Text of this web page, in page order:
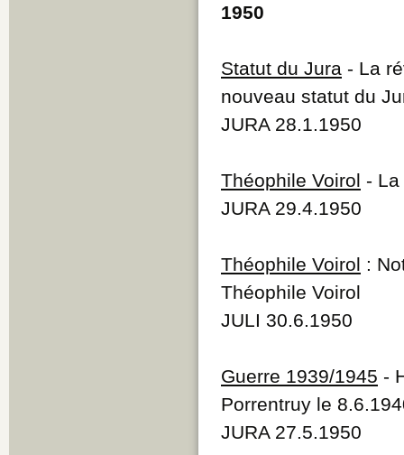
1950
Statut du Jura - La
nouveau statut du
JURA 28.1.1950
Théophile Voirol -
JURA 29.4.1950
Théophile Voirol :
Théophile Voirol
JULI 30.6.1950
Guerre 1939/1945 -
Porrentruy le
JURA 27.5.1950